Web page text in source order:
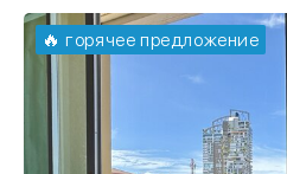
🔥 горячее предложение